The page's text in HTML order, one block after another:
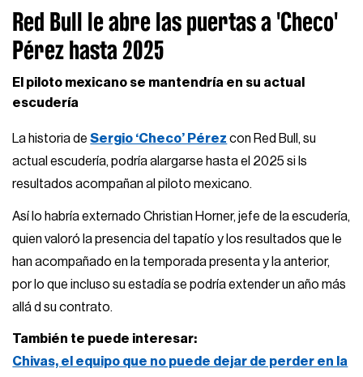
Red Bull le abre las puertas a 'Checo'
Pérez hasta 2025
El piloto mexicano se mantendría en su actual
escudería
La historia deSergio ‘Checo’ Pérez con Red Bull, su
actual escudería, podría alargarse hasta el 2025 si ls
resultados acompañan al piloto mexicano.
Así lo habría externado Christian Horner, jefe de la escudería,
quien valoró la presencia del tapatío y los resultados que le
han acompañado en la temporada presenta y la anterior,
por lo que incluso su estadía se podría extender un año más
allá d su contrato.
También te puede interesar:
Chivas, el equipo que no puede dejar de perder en la